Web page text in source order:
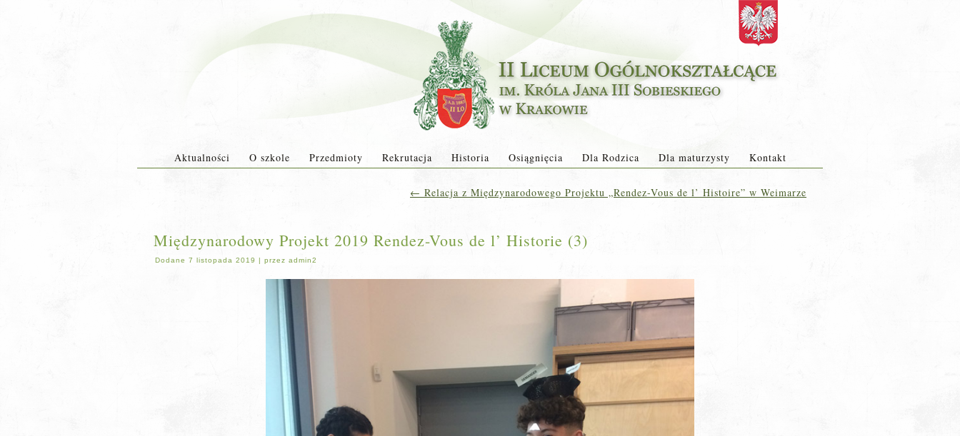
Aktualności O szkole Przedmioty Rekrutacja Historia Osiągnięcia Dla Rodzica Dla maturzysty Kontakt
← Relacja z Międzynarodowego Projektu „Rendez-Vous de l’ Histoire” w Weimarze
Międzynarodowy Projekt 2019 Rendez-Vous de l’ Historie (3)
Dodane 7 listopada 2019 | przez admin2